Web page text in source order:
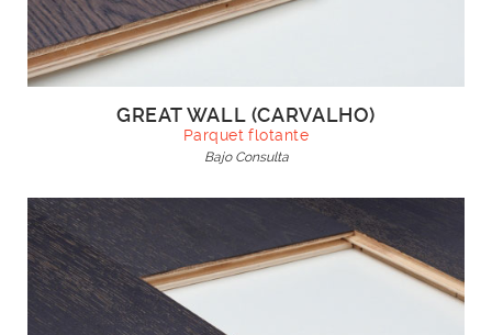
GREAT WALL (CARVALHO)
Parquet flotante
Bajo Consulta